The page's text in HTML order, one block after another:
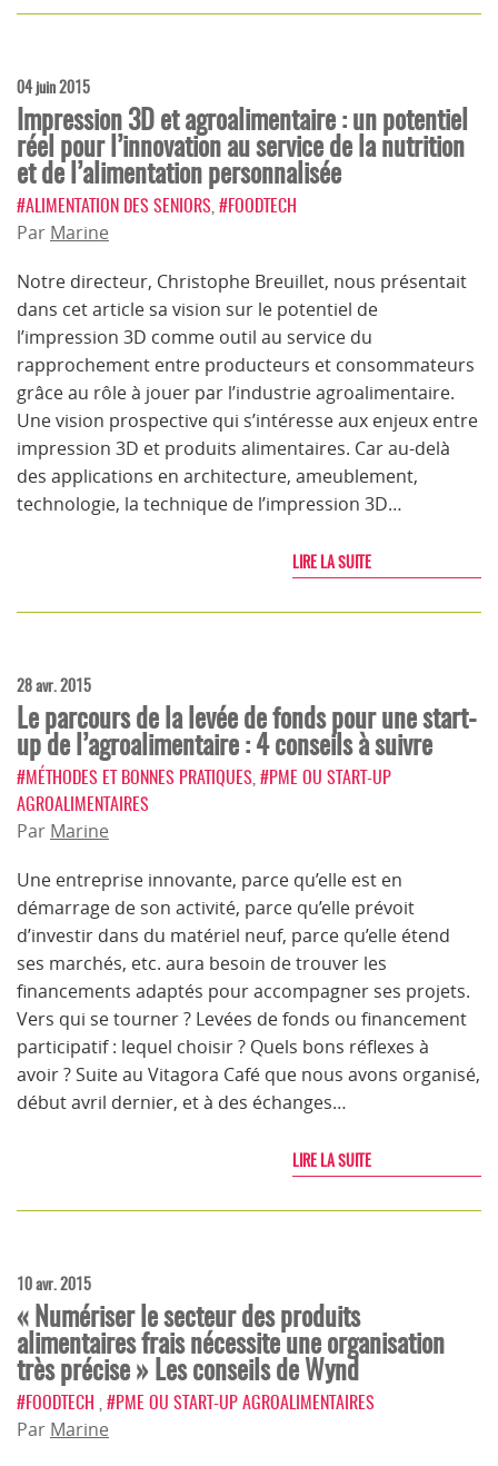
04 juin 2015
Impression 3D et agroalimentaire : un potentiel
réel pour l’innovation au service de la nutrition
et de l’alimentation personnalisée
#ALIMENTATION DES SENIORS #FOODTECH
Par Marine
Notre directeur, Christophe Breuillet, nous présentait
dans cet article sa vision sur le potentiel de
l’impression 3D comme outil au service du
rapprochement entre producteurs et consommateurs
grâce au rôle à jouer par l’industrie agroalimentaire.
Une vision prospective qui s’intéresse aux enjeux entre
impression 3D et produits alimentaires. Car au-delà
des applications en architecture, ameublement,
technologie, la technique de l’impression 3D…
LIRE LA SUITE
28 avr. 2015
Le parcours de la levée de fonds pour une start-
up de l’agroalimentaire : 4 conseils à suivre
#MÉTHODES ET BONNES PRATIQUES #PME OU START-UP
AGROALIMENTAIRES
Par Marine
Une entreprise innovante, parce qu’elle est en
démarrage de son activité, parce qu’elle prévoit
d’investir dans du matériel neuf, parce qu’elle étend
ses marchés, etc. aura besoin de trouver les
financements adaptés pour accompagner ses projets.
Vers qui se tourner ? Levées de fonds ou financement
participatif : lequel choisir ? Quels bons réflexes à
avoir ? Suite au Vitagora Café que nous avons organisé,
début avril dernier, et à des échanges…
LIRE LA SUITE
10 avr. 2015
« Numériser le secteur des produits
alimentaires frais nécessite une organisation
très précise » Les conseils de Wynd
#FOODTECH #PME OU START-UP AGROALIMENTAIRES
Par Marine